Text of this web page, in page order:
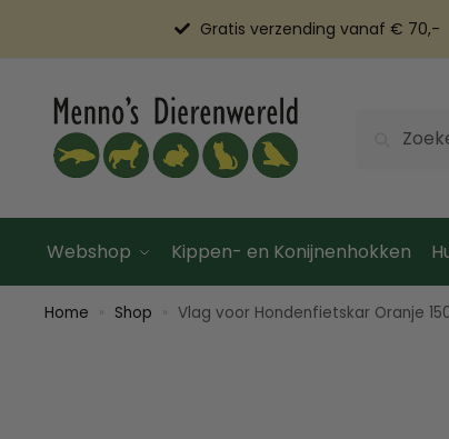
Gratis verzending vanaf € 70,-
Webshop Kippen- en Konijnenhokken
Home Shop Vlag voor Hondenfietskar Oranje